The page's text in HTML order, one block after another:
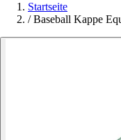
Startseite
/ Baseball Kappe